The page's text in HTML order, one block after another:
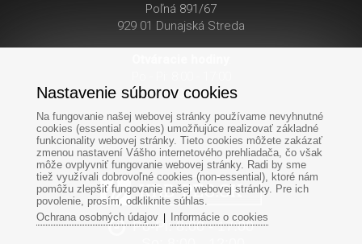
Poľná 891/67
929 01 Dunajská Streda
So: 8:00 - 12:00
Po-Pi: 8:00 - 17:00
Nastavenie súborov cookies
Na fungovanie našej webovej stránky používame nevyhnutné
cookies (essential cookies) umožňujúce realizovať základné
funkcionality webovej stránky. Tieto cookies môžete zakázať
zmenou nastavení Vášho internetového prehliadača, čo však
môže ovplyvniť fungovanie webovej stránky. Radi by sme
tiež využívali dobrovoľné cookies (non-essential), ktoré nám
pomôžu zlepšiť fungovanie našej webovej stránky. Pre ich
povolenie, prosím, odkliknite súhlas.
Ochrana osobných údajov| Informácie o cookies